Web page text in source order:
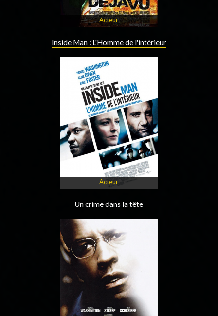
Acteur
Inside Man : L'Homme de l'intérieur
Acteur
Un crime dans la tête